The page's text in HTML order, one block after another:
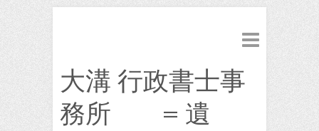
大溝 行政書士事
務所 = 遺